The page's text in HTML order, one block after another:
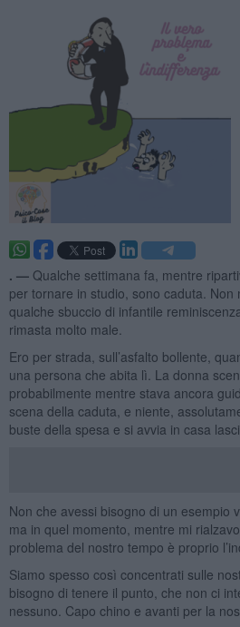
. — Qualche settimana fa, mentre
per tornare in studio, sono caduta. Non
qualche sbuccio di infantile
rimasta molto male.
Ero per strada, sull’asfalto bollente,
una persona che abita lì. La donna
probabilmente mentre stava ancora
scena della caduta, e niente,
buste della spesa e si avvia in casa
Non che avessi bisogno di un esempio
ma in quel momento, mentre mi
problema del nostro tempo è proprio
Siamo spesso così concentrati sulle
bisogno di tenere il punto, che non ci
nessuno. Capo chino e avanti per la